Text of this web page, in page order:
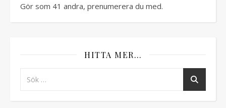
Gör som 41 andra, prenumerera du med.
HITTA MER…